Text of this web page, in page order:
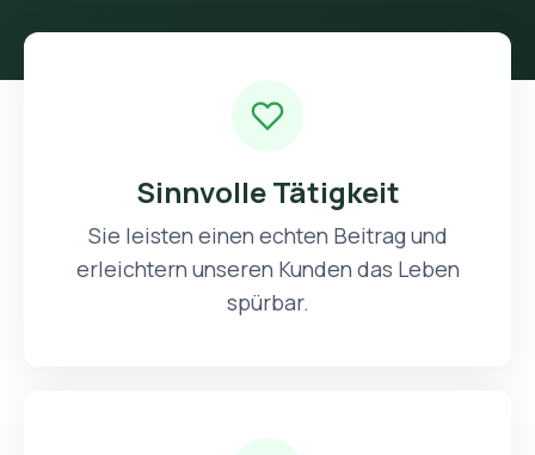
Sinnvolle Tätigkeit
Sie leisten einen echten Beitrag und
erleichtern unseren Kunden das Leben
spürbar.